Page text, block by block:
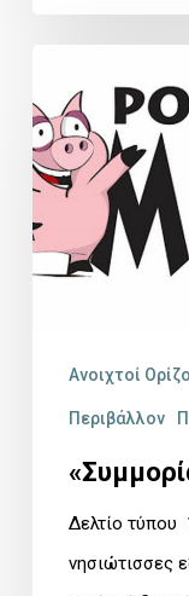
της
Μιζέριας»
Ανοιχτοί
Περιβάλλον
Δελτίο τύπου
νησιώτισσες